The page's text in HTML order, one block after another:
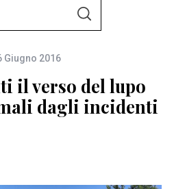
S
Giugno 2016
il verso del lupo
dagli incidenti